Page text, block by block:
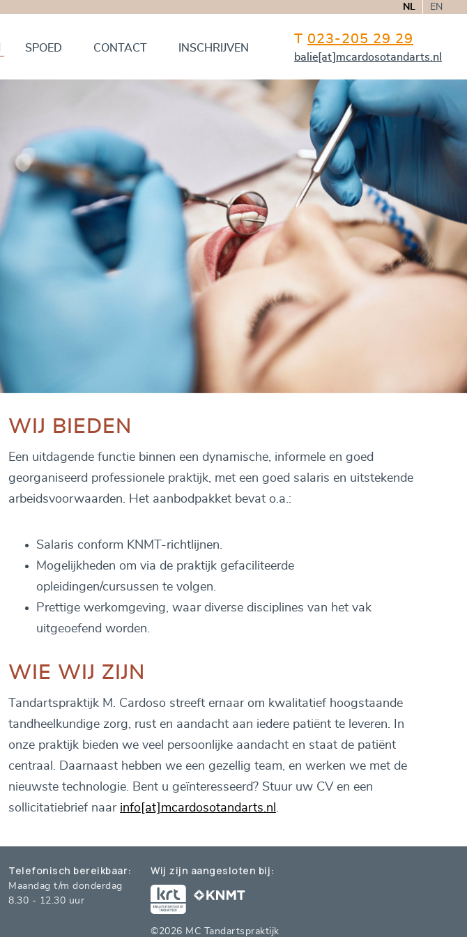
NL EN
SPOED CONTACT INSCHRIJVEN
T 023-205 29 29
balie[at]mcardosotandarts.nl
WIJ BIEDEN
Een uitdagende functie binnen een dynamische, informele en goed
georganiseerd professionele praktijk, met een goed salaris en uitstekende
arbeidsvoorwaarden. Het aanbodpakket bevat o.a.:
Salaris conform KNMT-richtlijnen.
Mogelijkheden om via de praktijk gefaciliteerde
opleidingen/cursussen te volgen.
Prettige werkomgeving, waar diverse disciplines van het vak
uitgeoefend worden.
WIE WIJ ZIJN
Tandartspraktijk M. Cardoso streeft ernaar om kwalitatief hoogstaande
tandheelkundige zorg, rust en aandacht aan iedere patiënt te leveren. In
onze praktijk bieden we veel persoonlijke aandacht en staat de patiënt
centraal. Daarnaast hebben we een gezellig team, en werken we met de
nieuwste technologie. Bent u geïnteresseerd? Stuur uw CV en een
sollicitatiebrief naar info[at]mcardosotandarts.nl .
Telefonisch bereikbaar:
Maandag t/m donderdag
8.30 - 12.30 uur
Wij zijn aangesloten bij:
©2026 MC Tandartspraktijk